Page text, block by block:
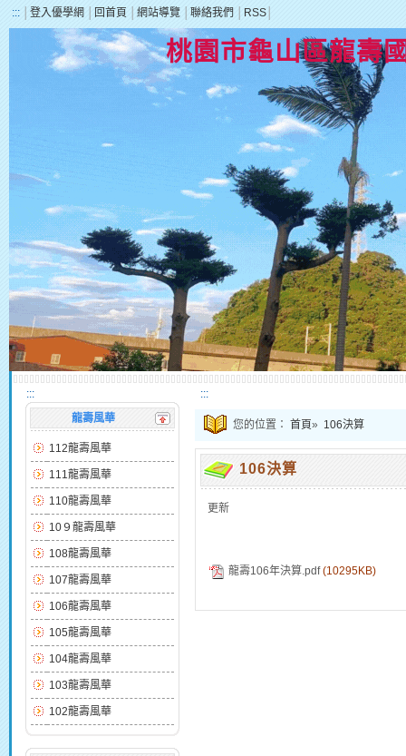
::: 登入優學網 回首頁 網站導覽 聯絡我們 RSS
桃園市龜山區龍壽
:::
龍壽風華
112龍壽風華
111龍壽風華
110龍壽風華
10９龍壽風華
108龍壽風華
107龍壽風華
106龍壽風華
105龍壽風華
104龍壽風華
103龍壽風華
102龍壽風華
:::
您的位置： 首頁» 106決算
106決算
更新
龍壽106年決算.pdf(10295KB)